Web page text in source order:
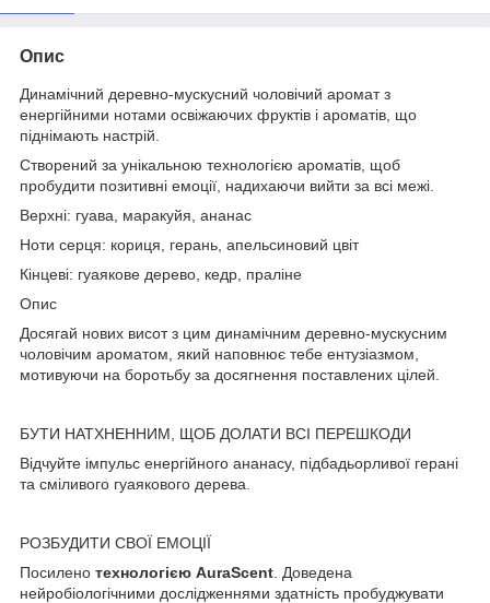
Опис
Динамічний деревно-мускусний чоловічий аромат з
енергійними нотами освіжаючих фруктів і ароматів, що
піднімають настрій.
Створений за унікальною технологією ароматів, щоб
пробудити позитивні емоції, надихаючи вийти за всі межі.
Верхні: гуава, маракуйя, ананас
Ноти серця: кориця, герань, апельсиновий цвіт
Кінцеві: гуаякове дерево, кедр, праліне
Опис
Досягай нових висот з цим динамічним деревно-мускусним
чоловічим ароматом, який наповнює тебе ентузіазмом,
мотивуючи на боротьбу за досягнення поставлених цілей.
БУТИ НАТХНЕННИМ, ЩОБ ДОЛАТИ ВСІ ПЕРЕШКОДИ
Відчуйте імпульс енергійного ананасу, підбадьорливої герані
та сміливого гуаякового дерева.
РОЗБУДИТИ СВОЇ ЕМОЦІЇ
Посилено технологією AuraScent . Доведена
нейробіологічними дослідженнями здатність пробуджувати